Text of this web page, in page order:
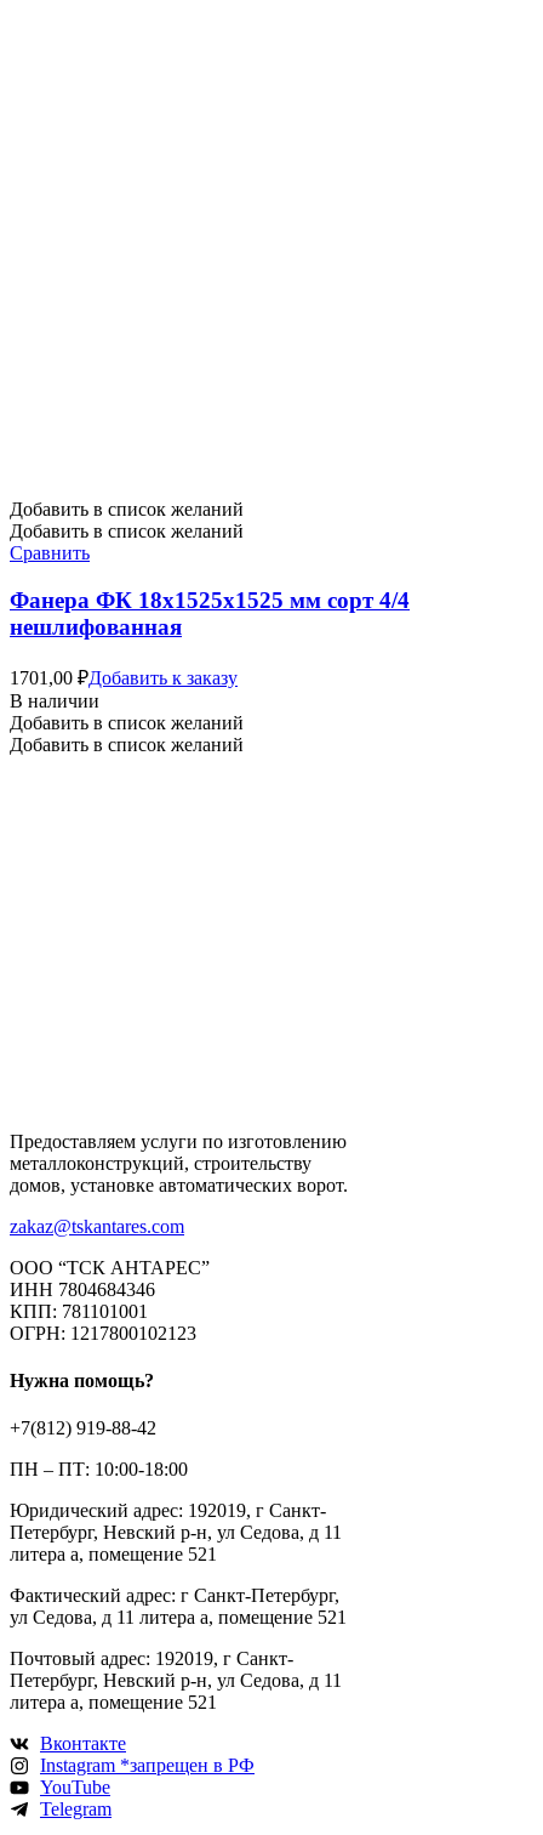
Добавить в список желаний
Добавить в список желаний
Сравнить
Фанера ФК 18х1525х1525 мм сорт 4/4
нешлифованная
1701,00 ₽Добавить к заказу
В наличии
Добавить в список желаний
Добавить в список желаний
Предоставляем услуги по изготовлению
металлоконструкций, строительству
домов, установке автоматических ворот.
zakaz@tskantares.com
ООО “ТСК АНТАРЕС”
ИНН 7804684346
КПП: 781101001
ОГРН: 1217800102123
Нужна помощь?
+7(812) 919-88-42
ПН – ПТ: 10:00-18:00
Юридический адрес: 192019, г Санкт-
Петербург, Невский р-н, ул Седова, д 11
литера а, помещение 521
Фактический адрес: г Санкт-Петербург,
ул Седова, д 11 литера а, помещение 521
Почтовый адрес: 192019, г Санкт-
Петербург, Невский р-н, ул Седова, д 11
литера а, помещение 521
Вконтакте
Instagram *запрещен в РФ
YouTube
Telegram